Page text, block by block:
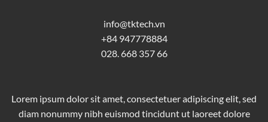
info@tktech.vn
+84 947778884
028. 668 357 66
Lorem ipsum dolor sit amet, consectetuer adipiscing elit, sed
diam nonummy nibh euismod tincidunt ut laoreet dolore